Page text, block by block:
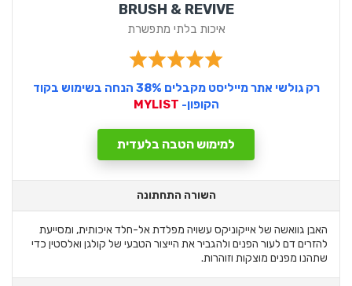
BRUSH & REVIVE
איכות בלתי מתפשרת
רק גולשי אתר מייליסט מקבלים 38% הנחה בשימוש בקוד
הקופון- MYLIST
למימוש הטבה בלעדית
השורה התחתונה
האבן גוואשה של אייקוניקס עשויה מפלדת אל-חלד איכותית, ומסייעת
להזרים דם לעור הפנים ולהגביר את הייצור הטבעי של קולגן ואלסטין כדי
שתהנו מפנים מוצקות וזוהרות.